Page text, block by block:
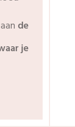
de
je